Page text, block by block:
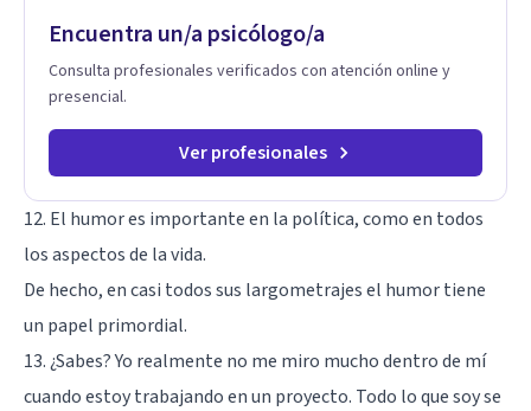
Encuentra un/a psicólogo/a
Consulta profesionales verificados con atención online y
presencial.
Ver profesionales
12. El humor es importante en la política, como en todos
los aspectos de la vida.
De hecho, en casi todos sus largometrajes el humor tiene
un papel primordial.
13. ¿Sabes? Yo realmente no me miro mucho dentro de mí
cuando estoy trabajando en un proyecto. Todo lo que soy se